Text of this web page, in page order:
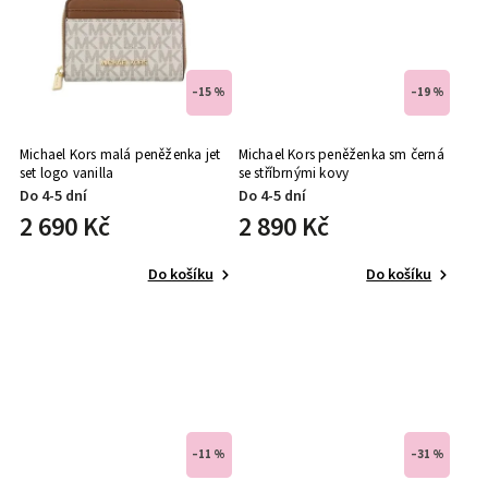
–15 %
Michael Kors malá peněženka jet
set logo vanilla
Do 4-5 dní
2 690 Kč
Do košíku
–19 %
Michael Kors peněženka sm černá
se stříbrnými kovy
Do 4-5 dní
2 890 Kč
Do košíku
–11 % –31 %